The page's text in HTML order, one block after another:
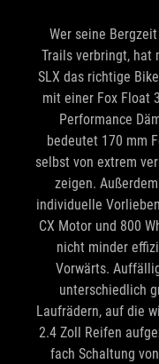
Wer seine
Trails verbringt, hat
SLX das richtige
mit einer Fox Float
Performance
bedeutet 170 mm
selbst von extrem
zeigen.
individuelle
CX Motor und 800
nicht minder
Vorwärts.
unterschiedlich
Laufrädern, auf die
2.4 Zoll Reifen
fach Schaltung